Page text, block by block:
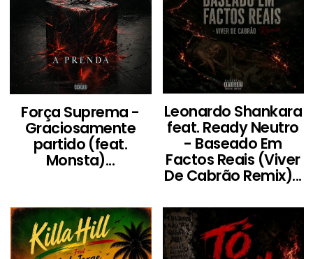
Força Suprema -
Graciosamente
partido (feat.
Monsta)...
Leonardo Shankara
feat. Ready Neutro
- Baseado Em
Factos Reais (Viver
De Cabrão Remix)...